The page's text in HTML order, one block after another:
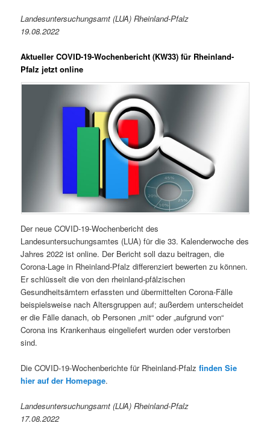
Landesuntersuchungsamt (LUA) Rheinland-Pfalz
19.08.2022
Aktueller COVID-19-Wochenbericht (KW33) für Rheinland-
Pfalz jetzt online
Der neue COVID-19-Wochenbericht des
Landesuntersuchungsamtes (LUA) für die 33. Kalenderwoche des
Jahres 2022 ist online. Der Bericht soll dazu beitragen, die
Corona-Lage in Rheinland-Pfalz differenziert bewerten zu können.
Er schlüsselt die von den rheinland-pfälzischen
Gesundheitsämtern erfassten und übermittelten Corona-Fälle
beispielsweise nach Altersgruppen auf; außerdem unterscheidet
er die Fälle danach, ob Personen „mit“ oder „aufgrund von“
Corona ins Krankenhaus eingeliefert wurden oder verstorben
sind.
Die COVID-19-Wochenberichte für Rheinland-Pfalzfinden Sie
hier auf der Homepage.
Landesuntersuchungsamt (LUA) Rheinland-Pfalz
17.08.2022